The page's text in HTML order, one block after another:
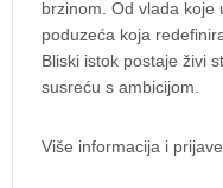
brzinom. Od vlada koje
poduzeća koja
Bliski istok postaje živi
susreću s ambicijom.
Više informacija i